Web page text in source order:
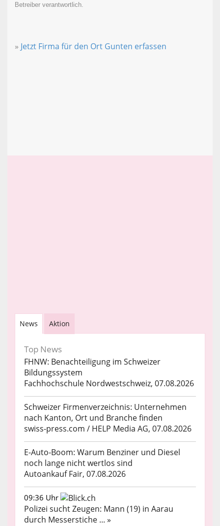
Betreiber verantwortlich.
» Jetzt Firma für den Ort Gunten erfassen
News Aktion
Top News
FHNW: Benachteiligung im Schweizer
Bildungssystem
Fachhochschule Nordwestschweiz, 07.08.2026
Schweizer Firmenverzeichnis: Unternehmen
nach Kanton, Ort und Branche finden
swiss-press.com / HELP Media AG, 07.08.2026
E-Auto-Boom: Warum Benziner und Diesel
noch lange nicht wertlos sind
Autoankauf Fair, 07.08.2026
09:36 Uhr
Polizei sucht Zeugen: Mann (19) in Aarau
durch Messerstiche ... »